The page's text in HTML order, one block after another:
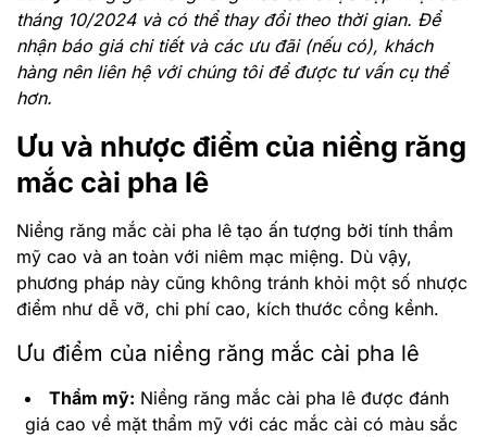
tháng 10/2024 và có thể thay đổi theo thời gian. Để
nhận báo giá chi tiết và các ưu đãi (nếu có), khách
hàng nên liên hệ với chúng tôi để được tư vấn cụ thể
hơn.
Ưu và nhược điểm của niềng răng
mắc cài pha lê
Niềng răng mắc cài pha lê tạo ấn tượng bởi tính thẩm
mỹ cao và an toàn với niêm mạc miệng. Dù vậy,
phương pháp này cũng không tránh khỏi một số nhược
điểm như dễ vỡ, chi phí cao, kích thước cồng kềnh.
Ưu điểm của niềng răng mắc cài pha lê
Thẩm mỹ: Niềng răng mắc cài pha lê được đánh
giá cao về mặt thẩm mỹ với các mắc cài có màu sắc